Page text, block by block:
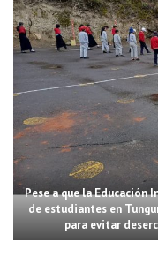
Pese a que la
de estudiantes en
para evitar